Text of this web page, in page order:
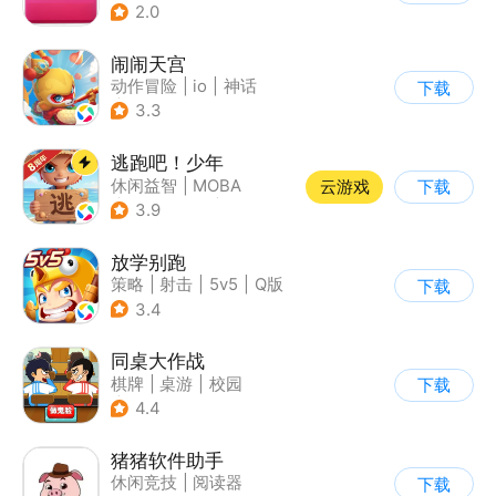
2.0
闹闹天宫
动作冒险 io
神话
| 中国风
3.3
下载
逃跑吧！少年
休闲益智
MOBA
| 非对称竞技
3.9
云游戏 下载
放学别跑
策略 射击 5v5
Q版
3.4
下载
同桌大作战
棋牌 桌游
校园
| 卡通
4.4
下载
猪猪软件助手
休闲竞技
阅读器
下载